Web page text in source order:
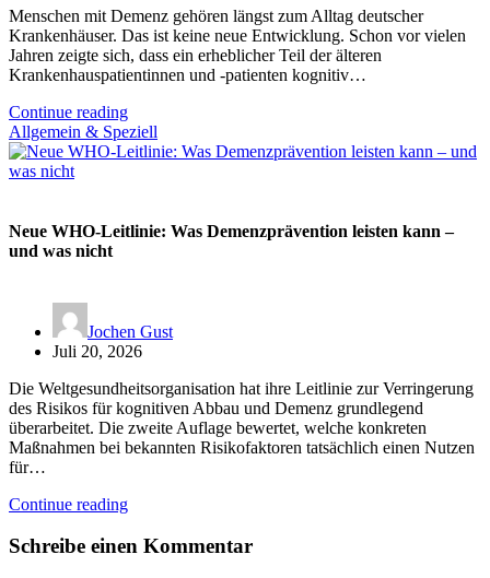
Menschen mit Demenz gehören längst zum Alltag deutscher
Krankenhäuser. Das ist keine neue Entwicklung. Schon vor vielen
Jahren zeigte sich, dass ein erheblicher Teil der älteren
Krankenhauspatientinnen und -patienten kognitiv…
Continue reading
Allgemein & Speziell
Neue WHO-Leitlinie: Was Demenzprävention leisten kann –
und was nicht
Jochen Gust
Juli 20, 2026
Die Weltgesundheitsorganisation hat ihre Leitlinie zur Verringerung
des Risikos für kognitiven Abbau und Demenz grundlegend
überarbeitet. Die zweite Auflage bewertet, welche konkreten
Maßnahmen bei bekannten Risikofaktoren tatsächlich einen Nutzen
für…
Continue reading
Schreibe einen Kommentar